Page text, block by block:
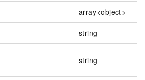
array<object>
string
string